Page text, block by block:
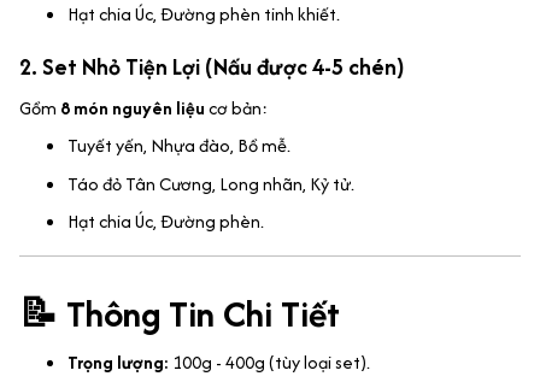
Hạt chia Úc, Đường phèn tinh khiết.
2. Set Nhỏ Tiện Lợi (Nấu được 4-5 chén)
Gồm 8 món nguyên liệucơ bản:
Tuyết yến, Nhựa đào, Bồ mễ.
Táo đỏ Tân Cương, Long nhãn, Kỷ tử.
Hạt chia Úc, Đường phèn.
📝 Thông Tin Chi Tiết
Trọng lượng: 100g - 400g (tùy loại set).